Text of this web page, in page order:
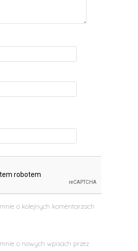
o kolejnych komentarzach
o nowych wpisach przez